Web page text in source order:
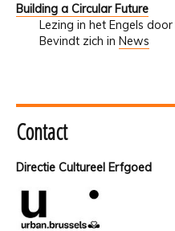
Building a Circular Future
Lezing in het Engels
Bevindt zich in News
Contact
Directie Cultureel Erfgoed